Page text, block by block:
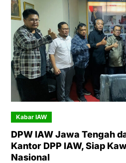
Kabar IAW
DPW IAW Jawa Tengah
Kantor DPP IAW, Siap
Nasional